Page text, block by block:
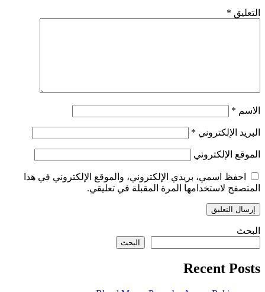
التعليق *
الاسم *
البريد الإلكتروني *
الموقع الإلكتروني
احفظ اسمي، بريدي الإلكتروني، والموقع الإلكتروني في هذا
المتصفح لاستخدامها المرة المقبلة في تعليقي.
البحث
البحث
Recent Posts